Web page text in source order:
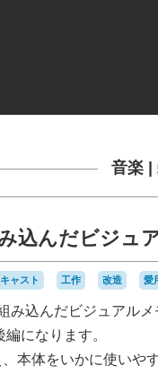
音楽
込んだビジュ
ャスト 工作 改造 愛
み込んだビジュアル
になります。
本体をいかに使いや